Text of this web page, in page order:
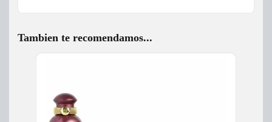
Tambien te recomendamos...